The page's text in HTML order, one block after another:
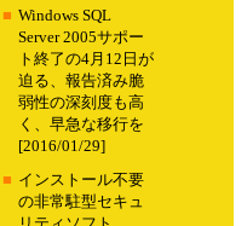
■ Windows SQL
Server 2005サポー
ト終了の4月12日が
迫る、報告済み脆
弱性の深刻度も高
く、早急な移行を
[2016/01/29]
■ インストール不要
の非常駐型セキュ